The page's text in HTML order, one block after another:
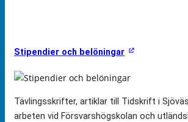
Stipendier och belöningar
Tävlingsskrifter, artiklar till Tidskrift i
arbeten vid Försvarshögskolan och